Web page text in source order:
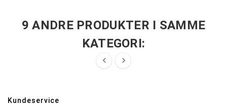
9 ANDRE PRODUKTER I SAMME
KATEGORI:
 
Kundeservice